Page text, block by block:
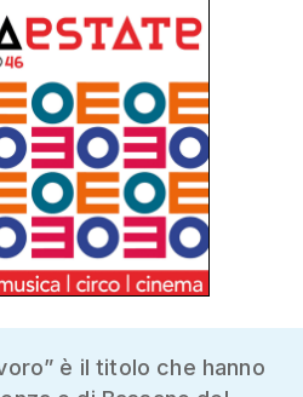
è il titolo che hanno